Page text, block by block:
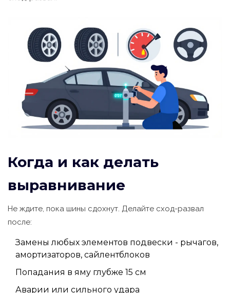
Когда и как делать
выравнивание
Не ждите, пока шины сдохнут. Делайте сход-развал
после:
Замены любых элементов подвески - рычагов,
амортизаторов, сайлентблоков
Попадания в яму глубже 15 см
Аварии или сильного удара